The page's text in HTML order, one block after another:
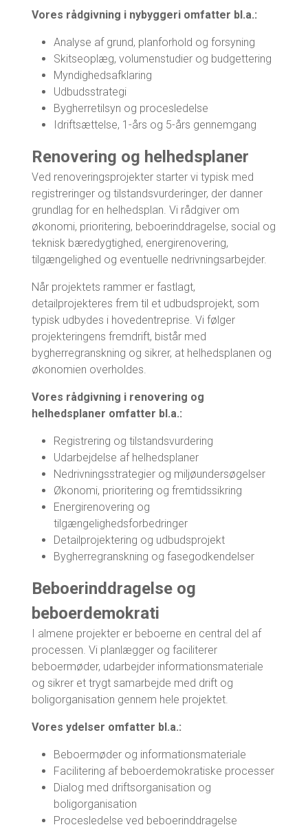
Vores rådgivning i nybyggeri omfatter bl.a.:
Analyse af grund, planforhold og forsyning
Skitseoplæg, volumenstudier og budgettering
Myndighedsafklaring
Udbudsstrategi
Bygherretilsyn og procesledelse
Idriftsættelse, 1-års og 5-års gennemgang
Renovering og helhedsplaner
Ved renoveringsprojekter starter vi typisk med
registreringer og tilstandsvurderinger, der danner
grundlag for en helhedsplan. Vi rådgiver om
økonomi, prioritering, beboerinddragelse, social og
teknisk bæredygtighed, energirenovering,
tilgængelighed og eventuelle nedrivningsarbejder.
Når projektets rammer er fastlagt,
detailprojekteres frem til et udbudsprojekt, som
typisk udbydes i hovedentreprise. Vi følger
projekteringens fremdrift, bistår med
bygherregranskning og sikrer, at helhedsplanen og
økonomien overholdes.
Vores rådgivning i renovering og
helhedsplaner omfatter bl.a.:
Registrering og tilstandsvurdering
Udarbejdelse af helhedsplaner
Nedrivningsstrategier og miljøundersøgelser
Økonomi, prioritering og fremtidssikring
Energirenovering og
tilgængelighedsforbedringer
Detailprojektering og udbudsprojekt
Bygherregranskning og fasegodkendelser
Beboerinddragelse og
beboerdemokrati
I almene projekter er beboerne en central del af
processen. Vi planlægger og faciliterer
beboermøder, udarbejder informationsmateriale
og sikrer et trygt samarbejde med drift og
boligorganisation gennem hele projektet.
Vores ydelser omfatter bl.a.:
Beboermøder og informationsmateriale
Facilitering af beboerdemokratiske processer
Dialog med driftsorganisation og
boligorganisation
Procesledelse ved beboerinddragelse